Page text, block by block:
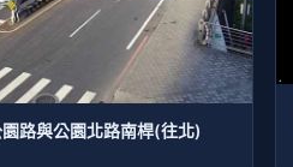
路與公園北路南桿(往北)